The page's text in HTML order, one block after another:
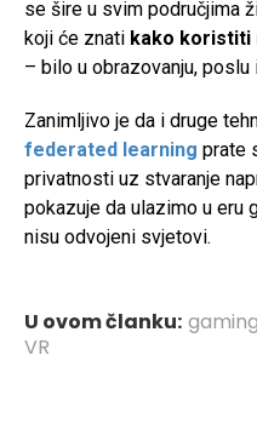
se šire u svim područjima
koji će znati kako koristiti
– bilo u obrazovanju, poslu
Zanimljivo je da i druge
federated learning prate
privatnosti uz stvaranje
pokazuje da ulazimo u eru
nisu odvojeni svjetovi.
U ovom članku: gaming
VR